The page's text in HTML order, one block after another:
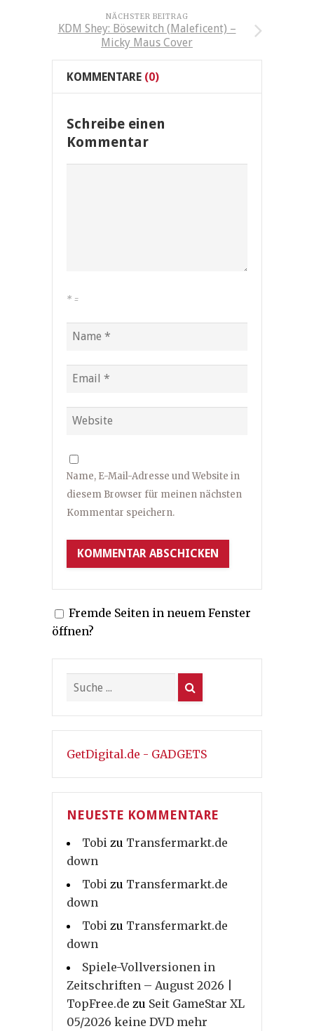
NÄCHSTER BEITRAG
KDM Shey: Bösewitch (Maleficent) –
Micky Maus Cover
KOMMENTARE (0)
Schreibe einen
Kommentar
* =
Name, E-Mail-Adresse und Website in
diesem Browser für meinen nächsten
Kommentar speichern.
Fremde Seiten in neuem Fenster
öffnen?
GetDigital.de - GADGETS
NEUESTE KOMMENTARE
Tobi zu Transfermarkt.de
down
Tobi zu Transfermarkt.de
down
Tobi zu Transfermarkt.de
down
Spiele-Vollversionen in
Zeitschriften – August 2026 |
TopFree.de zu Seit GameStar XL
05/2026 keine DVD mehr